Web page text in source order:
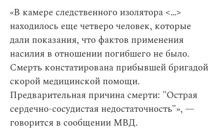
«В камере следственного изолятора <…>
находилось еще четверо человек, которые
дали показания, что фактов применения
насилия в отношении погибшего не было.
Смерть констатирована прибывшей бригадой
скорой медицинской помощи.
Предварительная причина смерти: "Острая
сердечно-сосудистая недостаточность"», —
говорится в сообщении МВД.